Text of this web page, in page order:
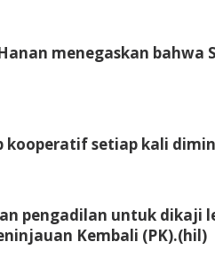
menegaskan
setiap kali
pengadilan untuk
Kembali (PK).(hil)